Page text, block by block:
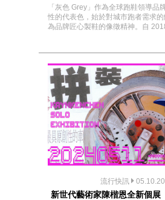
「灰色 Grey」作為全球跑鞋領導品
性的代表色，始於對城市跑者需求
為品牌匠心製鞋的像徵精神。自
流行快訊
新世代藝術家陳楷恩全新個展